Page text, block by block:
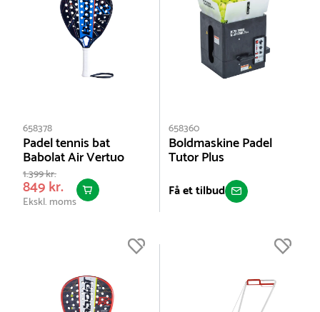
658378
Padel tennis bat
Babolat Air Vertuo
1.399 kr.
849 kr.
Ekskl. moms
658360
Boldmaskine Padel
Tutor Plus
Få et tilbud